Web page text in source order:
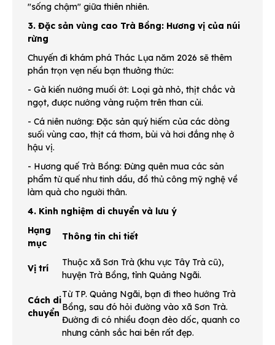
"sống chậm" giữa thiên nhiên.
3. Đặc sản vùng cao Trà Bồng: Hương vị của núi
rừng
Chuyến đi khám phá Thác Lụa năm 2026 sẽ thêm
phần trọn vẹn nếu bạn thưởng thức:
- Gà kiến nướng muối ớt: Loại gà nhỏ, thịt chắc và
ngọt, được nướng vàng ruộm trên than củi.
- Cá niên nướng: Đặc sản quý hiếm của các dòng
suối vùng cao, thịt cá thơm, bùi và hơi đắng nhẹ ở
hậu vị.
- Hương quế Trà Bồng: Đừng quên mua các sản
phẩm từ quế như tinh dầu, đồ thủ công mỹ nghệ về
làm quà cho người thân.
4. Kinh nghiệm di chuyển và lưu ý
Hạng
mục
Thông tin chi tiết
Vị trí
Thuộc xã Sơn Trà (khu vực Tây Trà cũ),
huyện Trà Bồng, tỉnh Quảng Ngãi.
Cách di
chuyển
Từ TP. Quảng Ngãi, bạn đi theo hướng Trà
Bồng, sau đó hỏi đường vào xã Sơn Trà.
Đường đi có nhiều đoạn đèo dốc, quanh co
nhưng cảnh sắc hai bên rất đẹp.